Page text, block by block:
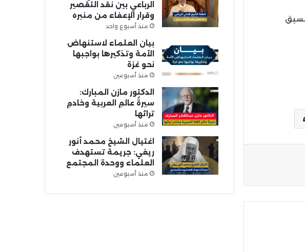
الرباعي بين نقد التقصير
وقرار الإعفاء من منبره
منذ أسبوع واحد
بيان العلماء لاستنهاض
الأمة وتذكيرها بواجبها
نحو غزة
منذ أسبوعين
الدكتور مازن المبارك:
سيرةُ عالمِ العربية وخادمِ
تراثها
منذ أسبوعين
اغتيال الشيخ محمد أنور
ريغي: جريمة تستهدف
العلماء ووحدة المجتمع
منذ أسبوعين